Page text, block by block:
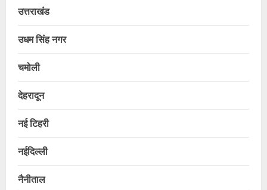
उत्तराखंड
उधम सिंह नगर
चमोली
देहरादून
नई टिहरी
नईदिल्ली
नैनीताल